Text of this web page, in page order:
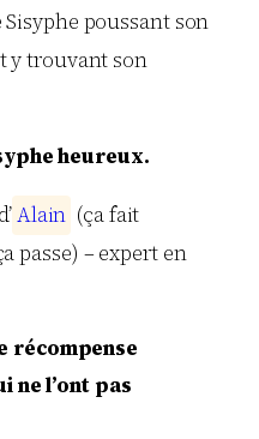
Sisyphe poussant son
y trouvant son
heureux.
Alain (ça fait
passe) – expert en
récompense
ne l’ont pas